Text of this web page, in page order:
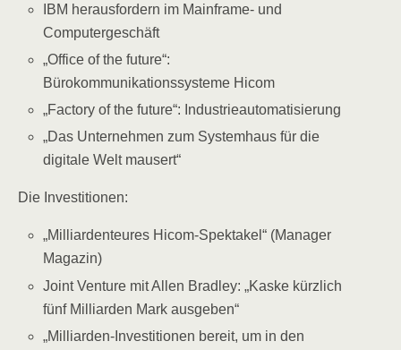
IBM herausfordern im Mainframe- und
Computergeschäft
„Office of the future“:
Bürokommunikationssysteme Hicom
„Factory of the future“: Industrieautomatisierung
„Das Unternehmen zum Systemhaus für die
digitale Welt mausert“
Die Investitionen:
„Milliardenteures Hicom-Spektakel“ (Manager
Magazin)
Joint Venture mit Allen Bradley: „Kaske kürzlich
fünf Milliarden Mark ausgeben“
„Milliarden-Investitionen bereit, um in den